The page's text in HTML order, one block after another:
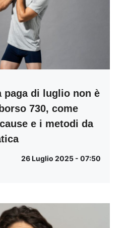
paga di luglio non è
730, come
e i metodi da
26 Luglio 2025 - 07:50